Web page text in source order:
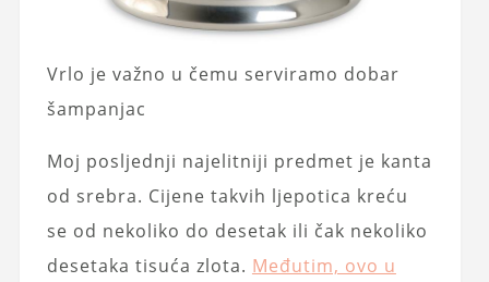
Vrlo je važno u čemu serviramo dobar
šampanjac
Moj posljednji najelitniji predmet je kanta
od srebra. Cijene takvih ljepotica kreću
se od nekoliko do desetak ili čak nekoliko
desetaka tisuća zlota. Međutim, ovo u